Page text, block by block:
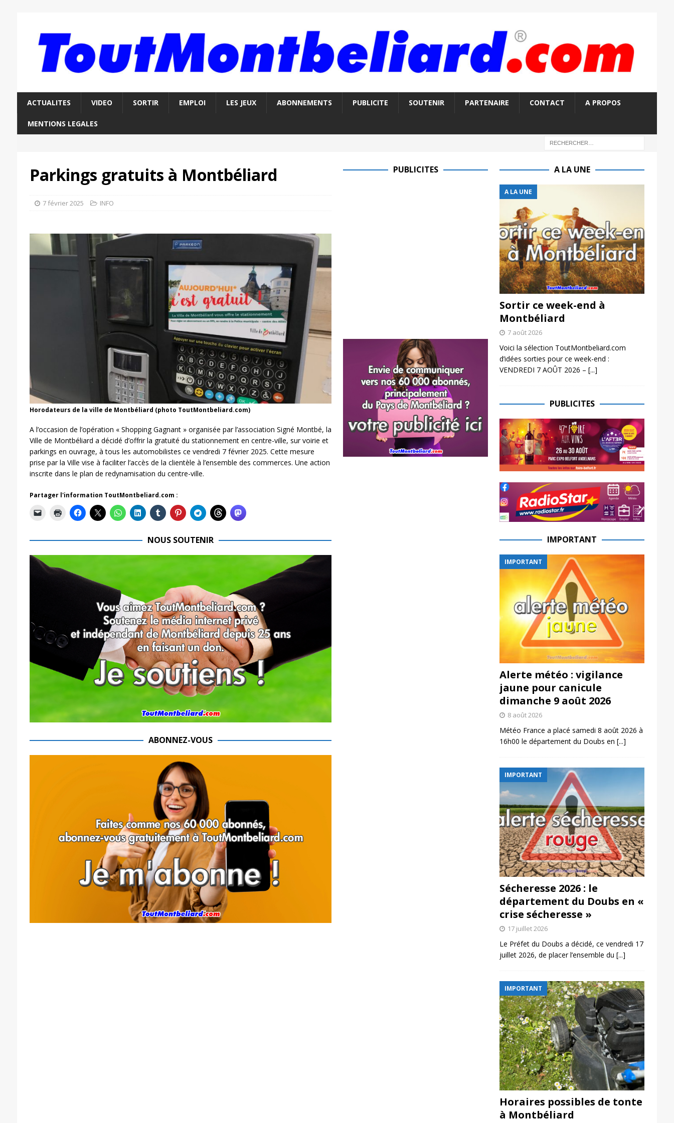
ACTUALITES VIDEO SORTIR EMPLOI LES JEUX ABONNEMENTS PUBLICITE SOUTENIR PARTENAIRE CONTACT A PROPOS
MENTIONS LEGALES
Parkings gratuits à Montbéliard
7 février 2025 INFO
Horodateurs de la ville de Montbéliard (photo ToutMontbeliard.com)
A l’occasion de l’opération « Shopping Gagnant » organisée par l’association Signé Montbé, la
Ville de Montbéliard a décidé d’offrir la gratuité du stationnement en centre-ville, sur voirie et
parkings en ouvrage, à tous les automobilistes ce vendredi 7 février 2025. Cette mesure
prise par la Ville vise à faciliter l’accès de la clientèle à l’ensemble des commerces. Une action
inscrite dans le plan de redynamisation du centre-ville.
Partager l'information ToutMontbeliard.com :
NOUS SOUTENIR
ABONNEZ-VOUS
PUBLICITES A LA UNE
A LA UNE
Sortir ce week-end à
Montbéliard
7 août 2026
Voici la sélection ToutMontbeliard.com
d’idées sorties pour ce week-end :
VENDREDI 7 AOÛT 2026 – [...]
PUBLICITES
IMPORTANT
IMPORTANT
Alerte météo : vigilance
jaune pour canicule
dimanche 9 août 2026
8 août 2026
Météo France a placé samedi 8 août 2026 à
16h00 le département du Doubs en [...]
IMPORTANT
Sécheresse 2026 : le
département du Doubs en «
crise sécheresse »
17 juillet 2026
Le Préfet du Doubs a décidé, ce vendredi 17
juillet 2026, de placer l’ensemble du [...]
IMPORTANT
Horaires possibles de tonte
à Montbéliard